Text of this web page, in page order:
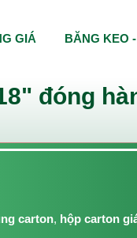
đóng
carton, hộp carton
GIÁ BĂNG KEO